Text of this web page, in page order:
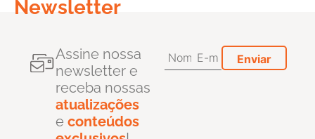
Newsletter
Assine nossa
newsletter e
receba nossas
atualizações
e conteúdos